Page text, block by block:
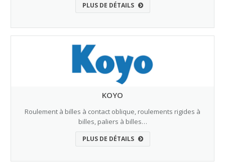
PLUS DE DÉTAILS
KOYO
Roulement à billes à contact oblique, roulements rigides à
billes, paliers à billes…
PLUS DE DÉTAILS